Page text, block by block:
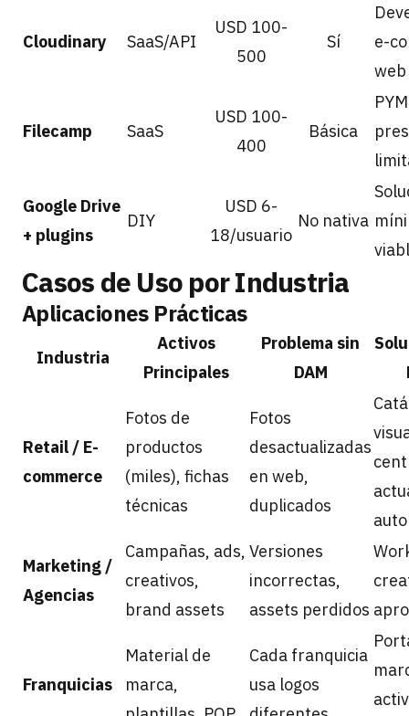
Cloudinary SaaS/API
USD 100-
500
Sí
e-
web
Filecamp SaaS
USD 100-
400
Básica
Google Drive
+ plugins
DIY
USD 6-
18/usuario
No nativa
Casos de Uso por Industria
Aplicaciones Prácticas
Industria
Activos
Principales
Problema sin
DAM
Retail / E-
commerce
Fotos de
productos
(miles), fichas
técnicas
Fotos
desactualizadas
en web,
duplicados
Marketing /
Agencias
Campañas, ads,
creativos,
brand assets
Versiones
incorrectas,
assets perdidos
Franquicias
Material de
marca,
Cada franquicia
usa logos